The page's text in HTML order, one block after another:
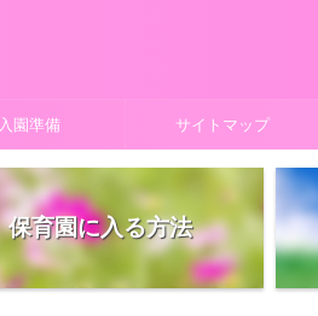
入園準備 サイトマップ
保育園に入る方法